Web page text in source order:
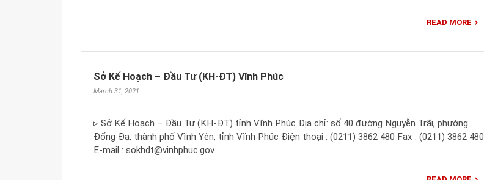
READ MORE
Sở Kế Hoạch – Đầu Tư (KH-ĐT) Vĩnh Phúc
March 31, 2021
▹ Sở Kế Hoạch – Đầu Tư (KH-ĐT) tỉnh Vĩnh Phúc Địa chỉ: số 40 đường Nguyễn Trãi, phường
Đống Đa, thành phố Vĩnh Yên, tỉnh Vĩnh Phúc Điện thoại : (0211) 3862 480 Fax : (0211) 3862 480
E-mail : sokhdt@vinhphuc.gov.